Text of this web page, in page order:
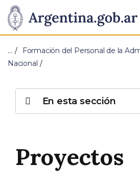
Presidencia
de
la
Nación
Pasar al contenido principal
…
Formación del Personal de la
Nacional
Proyectos
En esta sección